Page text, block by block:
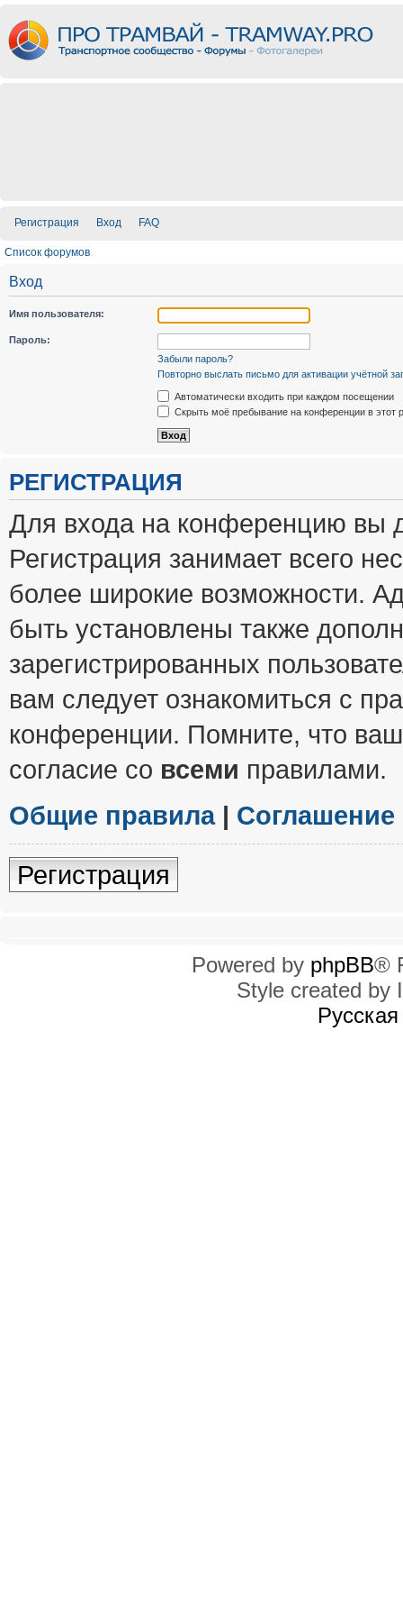
Регистрация Вход FAQ
Список форумов
Вход
Имя пользователя:
Пароль:
Забыли пароль?
Повторно выслать письмо для активации учётной
Автоматически входить при каждом посещении
Скрыть моё пребывание на конференции в этот
РЕГИСТРАЦИЯ
Для входа на конференцию вы
Регистрация занимает всего
более широкие возможности.
быть установлены также
зарегистрированных
вам следует ознакомиться с
конференции. Помните, что
согласие со всеми правилами.
Общие правила|
Регистрация
Powered by phpBB®
Style created by